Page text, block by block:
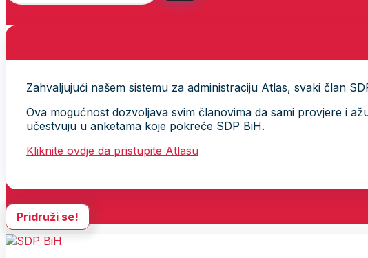
Zahvaljujući našem sistemu za administraciju Atlas, svaki član
Ova mogućnost dozvoljava svim članovima da sami provjere i
učestvuju u anketama koje pokreće SDP BiH.
Kliknite ovdje da pristupite Atlasu
Pridruži se!